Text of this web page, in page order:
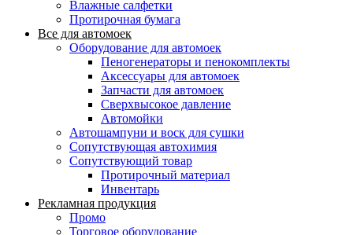
Влажные салфетки
Протирочная бумага
Все для автомоек
Оборудование для автомоек
Пеногенераторы и пенокомплекты
Аксессуары для автомоек
Запчасти для автомоек
Сверхвысокое давление
Автомойки
Автошампуни и воск для сушки
Сопутствующая автохимия
Сопутствующий товар
Протирочный материал
Инвентарь
Рекламная продукция
Промо
Торговое оборудование